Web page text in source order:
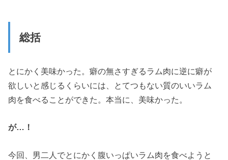
総括
とにかく美味かった。癖の無さすぎるラム肉に逆に癖が
欲しいと感じるくらいには、とてつもない質のいいラム
肉を食べることができた。本当に、美味かった。
が…！
今回、男二人でとにかく腹いっぱいラム肉を食べようと